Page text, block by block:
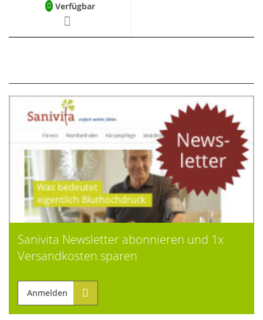
Verfügbar
Sanivita Newsletter abonnieren und 1x
Versandkosten sparen
Anmelden